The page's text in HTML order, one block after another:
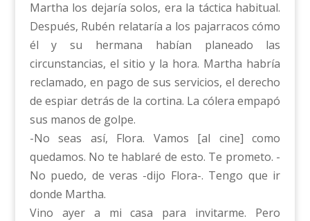
Martha los dejaría solos, era la táctica habitual.
Después, Rubén relataría a los pajarracos cómo
él y su hermana habían planeado las
circunstancias, el sitio y la hora. Martha habría
reclamado, en pago de sus servicios, el derecho
de espiar detrás de la cortina. La cólera empapó
sus manos de golpe.
-No seas así, Flora. Vamos [al cine] como
quedamos. No te hablaré de esto. Te prometo. -
No puedo, de veras -dijo Flora-. Tengo que ir
donde Martha.
Vino ayer a mi casa para invitarme. Pero